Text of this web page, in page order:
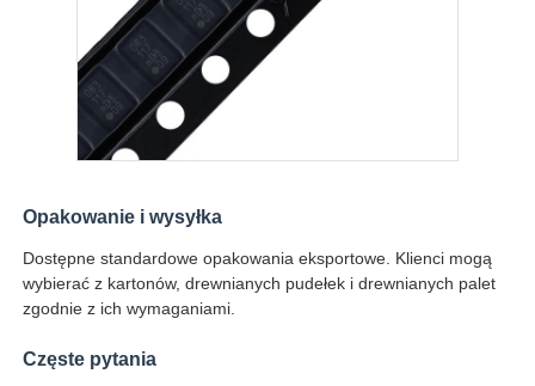
Przekaźnik półprzewodnikowy
Antena komunikacyjna
Złącze
Opakowanie i wysyłka
Dostępne standardowe opakowania eksportowe. Klienci mogą
wybierać z kartonów, drewnianych pudełek i drewnianych palet
zgodnie z ich wymaganiami.
Częste pytania